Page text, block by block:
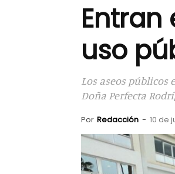
uso
Los aseos públicos
Doña Perfecta
Por Redacción - 10 de